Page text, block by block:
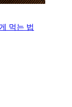
먹는 법